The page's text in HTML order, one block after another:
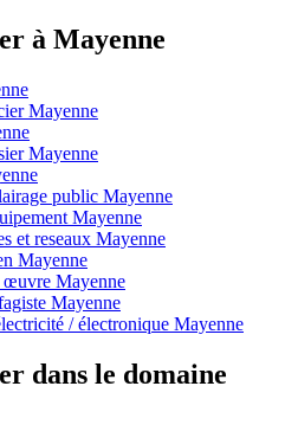
à Mayenne
Mayenne
Mayenne
public Mayenne
Mayenne
et reseaux Mayenne
Mayenne
Mayenne
Mayenne
/ électronique Mayenne
dans le domaine